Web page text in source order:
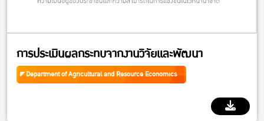
การประเมินผลกระทบจากงานวิจัยและพัฒนา
Department of Agricultural and Resource Economics